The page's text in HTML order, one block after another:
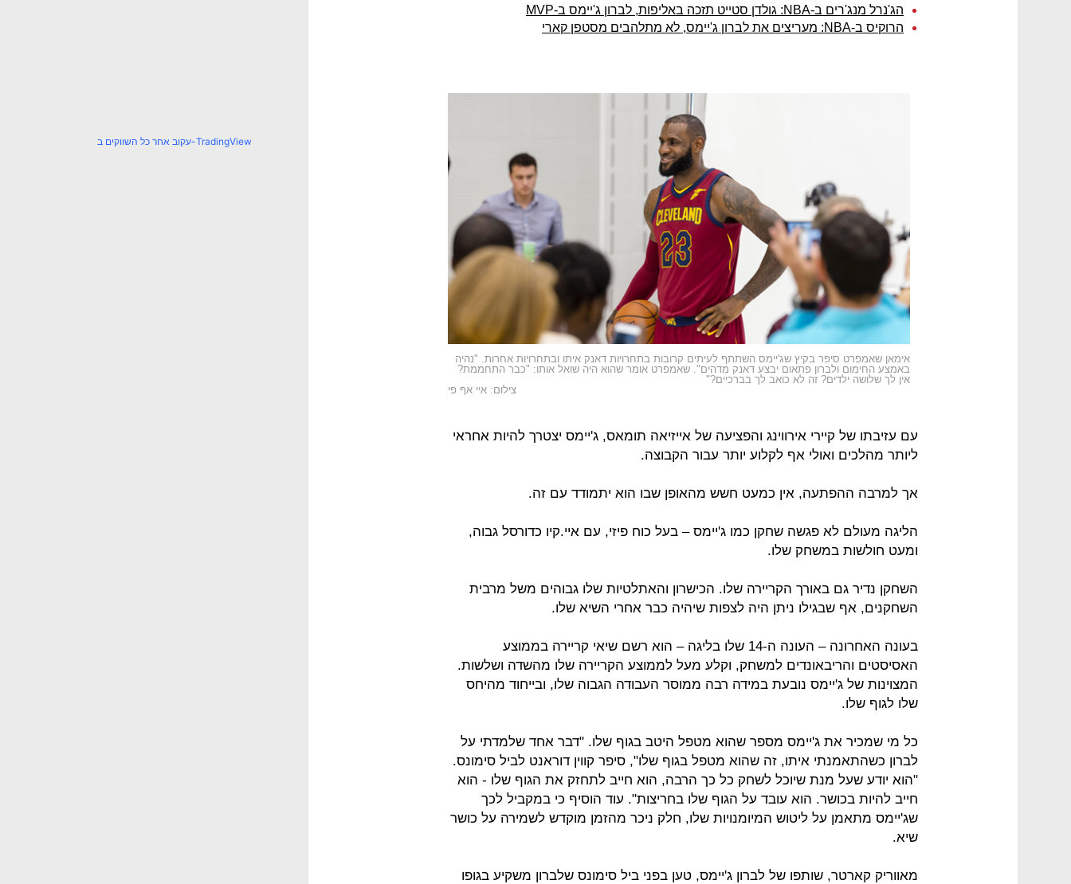
הג'נרל מנג'רים ב-NBA: גולדן סטייט תזכה באליפות, לברון ג'יימס ב-MVP
הרוקיס ב-NBA: מעריצים את לברון ג'יימס, לא מתלהבים מסטפן קארי
אימאן שאמפרט סיפר בקיץ שג'יימס השתתף לעיתים קרובות בתחרויות דאנק איתו ובתחרויות אחרות. "נהיה
באמצע החימום ולברון פתאום יבצע דאנק מדהים". שאמפרט אומר שהוא היה שואל אותו: "כבר התחממת?
אין לך שלושה ילדים? זה לא כואב לך בברכיים?"
צילום: איי אף פי
עם עזיבתו של קיירי אירווינג והפציעה של אייזיאה תומאס, ג'יימס יצטרך להיות אחראי
ליותר מהלכים ואולי אף לקלוע יותר עבור הקבוצה.
אך למרבה ההפתעה, אין כמעט חשש מהאופן שבו הוא יתמודד עם זה.
הליגה מעולם לא פגשה שחקן כמו ג'יימס – בעל כוח פיזי, עם איי.קיו כדורסל גבוה,
ומעט חולשות במשחק שלו.
השחקן נדיר גם באורך הקריירה שלו. הכישרון והאתלטיות שלו גבוהים משל מרבית
השחקנים, אף שבגילו ניתן היה לצפות שיהיה כבר אחרי השיא שלו.
בעונה האחרונה – העונה ה-14 שלו בליגה – הוא רשם שיאי קריירה בממוצע
האסיסטים והריבאונדים למשחק, וקלע מעל לממוצע הקריירה שלו מהשדה ושלשות.
המצוינות של ג'יימס נובעת במידה רבה ממוסר העבודה הגבוה שלו, ובייחוד מהיחס
שלו לגוף שלו.
כל מי שמכיר את ג'יימס מספר שהוא מטפל היטב בגוף שלו. "דבר אחד שלמדתי על
לברון כשהתאמנתי איתו, זה שהוא מטפל בגוף שלו", סיפר קווין דוראנט לביל סימונס.
"הוא יודע שעל מנת שיוכל לשחק כל כך הרבה, הוא חייב לתחזק את הגוף שלו - הוא
חייב להיות בכושר. הוא עובד על הגוף שלו בחריצות". עוד הוסיף כי במקביל לכך
שג'יימס מתאמן על ליטוש המיומנויות שלו, חלק ניכר מהזמן מוקדש לשמירה על כושר
שיא.
מאווריק קארטר, שותפו של לברון ג'יימס, טען בפני ביל סימונס שלברון משקיע בגופו
עקוב אחר כל השווקים ב-TradingView